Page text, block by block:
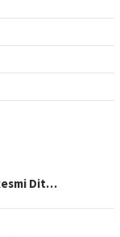
Dit…